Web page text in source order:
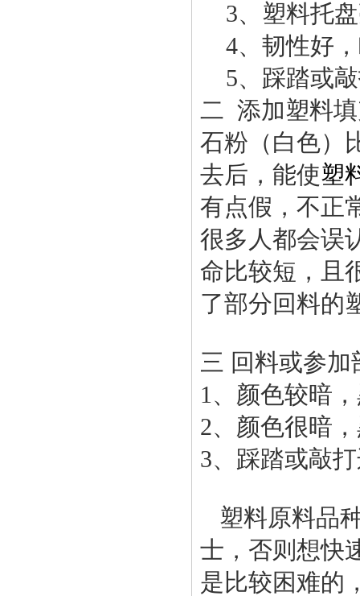
3、塑料托盘
4、韧性好
5、踩踏或敲
二 添加塑料
石粉（白色）
去后，能使塑
有点假，不正
很多人都会误
命比较短，且
了部分回料的
三 回料或参
1、颜色较暗
2、颜色很暗
3、踩踏或敲
塑料原料品
士，否则想快
是比较困难的